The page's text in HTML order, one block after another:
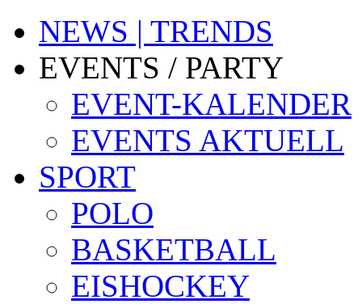
NEWS | TRENDS
EVENTS / PARTY
EVENT-KALENDER
EVENTS AKTUELL
SPORT
POLO
BASKETBALL
EISHOCKEY